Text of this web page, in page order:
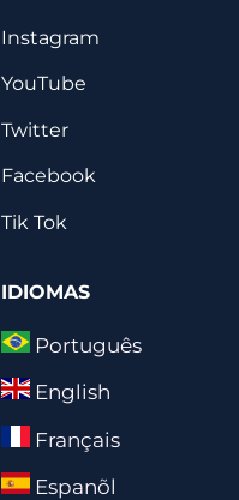
Instagram
YouTube
Twitter
Facebook
Tik Tok
IDIOMAS
Português
English
Français
Espanõl